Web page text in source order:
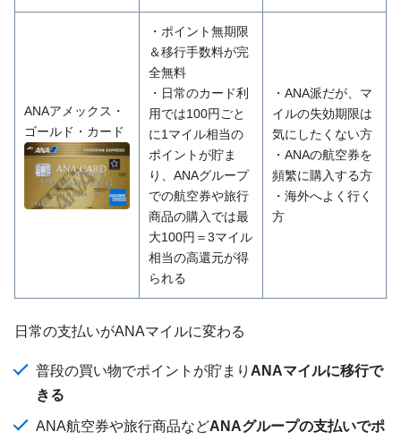
ANAアメックス・
ゴールド・カード
・ポイント無期限
＆移行手数料が完
全無料
・日常のカード利
用では100円ごと
に1マイル相当の
ポイントが貯ま
り、ANAグループ
での航空券や旅行
商品の購入では最
大100円＝3マイル
相当の高還元が得
られる
・ANA派だが、マ
イルの失効期限は
気にしたくない方
・ANAの航空券を
頻繁に購入する方
・海外へよく行く
方
日常の支払いがANAマイルに変わる
普段の買い物でポイントが貯まり ANAマイルに移行で
きる
ANA航空券や旅行商品などANAグループの支払いでポ